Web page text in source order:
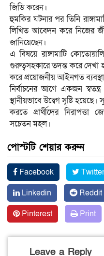
জিডি করেন।
হুমকির ঘটনার পর তিনি
লিখিত আবেদন করে নিজের
জানিয়েছেন।
এ বিষয়ে রাঙ্গামাটি
গুরুত্বসহকারে তদন্ত করে দেখা
করে প্রয়োজনীয় আইনগত
নির্বাচনের আগে একজন
স্থানীয়ভাবে উদ্বেগ সৃষ্টি হয়েছে।
করতে প্রার্থীদের নিরাপত্তা
সচেতন মহল।
পোস্টটি শেয়ার করুন
Facebook Twitter
Linkedin
Reddit
Pinterest
Print
Leave a Reply